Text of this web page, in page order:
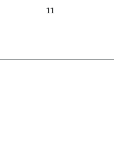
11